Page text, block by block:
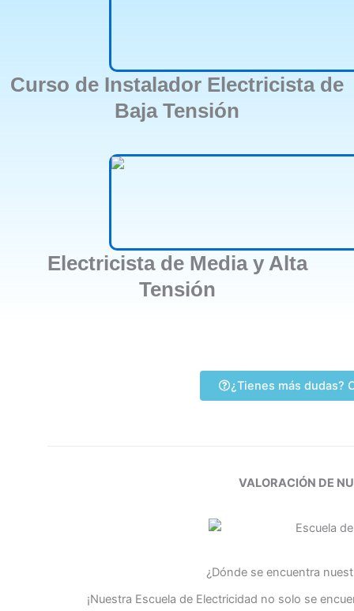
Curso de Instalador Electricista de
Baja Tensión
Electricista de Media y Alta
Tensión
¿Tienes más dudas?
VALORACIÓN DE
¿Dónde se encuentra
¡Nuestra Escuela de Electricidad no solo se